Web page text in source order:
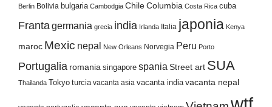
Berlin Bolivia bulgaria Cambodgia Chile Columbia Costa Rica cuba
Frantagermania grecia india Irlanda Italia japonia Kenya
maroc Mexic nepal New Orleans Norvegia Peru Porto
Portugalia romania singapore spania Street art SUA
Thailanda Tokyo turcia vacanta asia vacanta india vacanta nepal